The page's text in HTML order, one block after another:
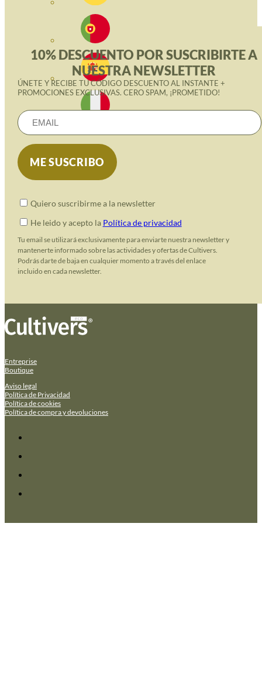
10% DESCUENTO POR SUSCRIBIRTE A
NUESTRA NEWSLETTER
ÚNETE Y RECIBE TU CÓDIGO DESCUENTO AL INSTANTE +
PROMOCIONES EXCLUSIVAS. CERO SPAM, ¡PROMETIDO!
Quiero suscribirme a la newsletter
He leido y acepto la Política de privacidad
Tu email se utilizará exclusivamente para enviarte nuestra newsletter y
mantenerte informado sobre las actividades y ofertas de Cultivers.
Podrás darte de baja en cualquier momento a través del enlace
incluido en cada newsletter.
Entreprise
Boutique
Aviso legal
Política de Privacidad
Política de cookies
Política de compra y devoluciones